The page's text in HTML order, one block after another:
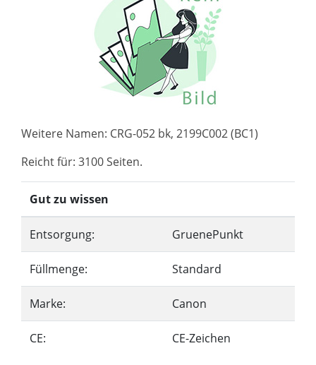
Weitere Namen: CRG-052 bk, 2199C002 (BC1)
Reicht für: 3100 Seiten.
Gut zu wissen
Entsorgung: GruenePunkt
Füllmenge: Standard
Marke: Canon
CE: CE-Zeichen